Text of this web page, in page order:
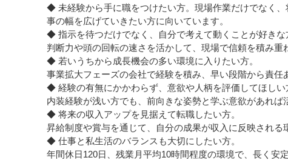
◆ 未経験から手に職をつけたい方。現場作業だけでなく
事の幅を広げていきたい方に向いています。
◆ 指示を待つだけでなく、自分で考えて動くことが好きな
判断力や頭の回転の速さを活かして、現場で信頼を積み重
◆ 若いうちから成長機会の多い環境に入りたい方。
事業拡大フェーズの会社で経験を積み、早い段階から責任
◆ 経験の有無にかかわらず、意欲や人柄を評価してほしい
内装経験が浅い方でも、前向きな姿勢と学ぶ意欲があれば
◆ 将来の収入アップを見据えて転職したい方。
昇給制度や賞与を通じて、自分の成果が収入に反映される
◆ 仕事と私生活のバランスも大切にしたい方。
年間休日120日、残業月平均10時間程度の環境で、長く安